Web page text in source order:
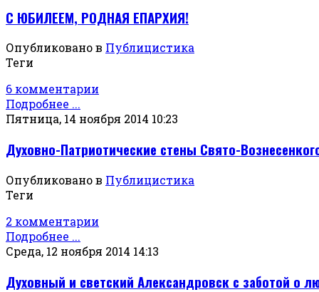
С ЮБИЛЕЕМ, РОДНАЯ ЕПАРХИЯ!
Опубликовано в Публицистика
Теги
6 комментарии
Подробнее ...
Пятница, 14 ноября 2014 10:23
Духовно-Патриотические стены Свято-
Опубликовано в Публицистика
Теги
2 комментарии
Подробнее ...
Среда, 12 ноября 2014 14:13
Духовный и светский Александровск с заботой о